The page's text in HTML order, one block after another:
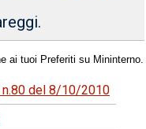
ai tuoi Preferiti su Mininterno.
del 8/10/2010